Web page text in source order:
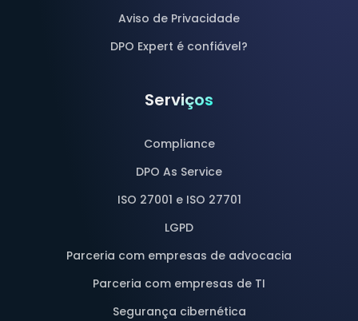
Aviso de Privacidade
DPO Expert é confiável?
Serviços
Compliance
DPO As Service
ISO 27001 e ISO 27701
LGPD
Parceria com empresas de advocacia
Parceria com empresas de TI
Segurança cibernética